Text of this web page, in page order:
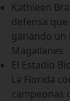
Kathleen
defensa que
ganando un
Magallanes
El Estadio
La Florida
campeonas